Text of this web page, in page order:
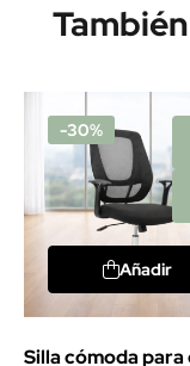
-30%
Añadir
Silla cómoda para